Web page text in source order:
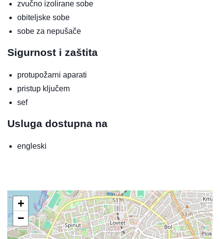
zvučno izolirane sobe
obiteljske sobe
sobe za nepušače
Sigurnost i zaštita
protupožarni aparati
pristup ključem
sef
Usluga dostupna na
engleski
+
−